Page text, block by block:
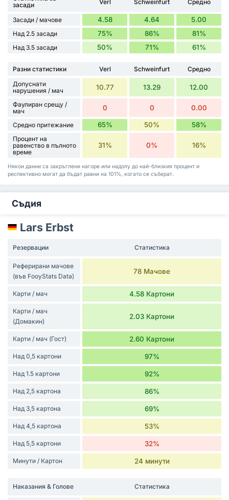
засади
Verl Schweinfurt Средно
Засади / мачове 4.58 4.64 5.00
Над 2.5 засади 75% 86% 81%
Над 3.5 засади 50% 71% 61%
Разни статистики Verl Schweinfurt
Средно
Допуснати
нарушения / мач
10.77 13.29 12.00
Фаулиран срещу /
мач
0 0 0.00
Средно притежание 65% 50% 58%
Процент на
равенство в пълното
време
31% 0% 16%
Някои данни са закръглени нагоре или надолу до най-близкия процент и
респективно могат да бъдат равни на 101%, когато се съберат.
Съдия
Lars Erbst
Резервации Статистика
Реферирани мачове
(във FooyStats Data)
78 Мачове
Карти / мач 4.58 Картони
Карти / мач
(Домакин)
2.03 Картони
Карти / мач (Гост) 2.60 Картони
Над 0,5 картони 97%
Над 1.5 картони 92%
Над 2,5 картона 86%
Над 3,5 картона 69%
Над 4,5 картона 53%
Над 5,5 картони 32%
Минути / Картон 24 минути
Наказания & Голове Статистика